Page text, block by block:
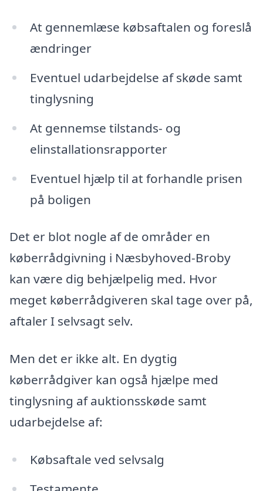
At gennemlæse købsaftalen og foreslå
ændringer
Eventuel udarbejdelse af skøde samt
tinglysning
At gennemse tilstands- og
elinstallationsrapporter
Eventuel hjælp til at forhandle prisen
på boligen
Det er blot nogle af de områder en
køberrådgivning i Næsbyhoved-Broby
kan være dig behjælpelig med. Hvor
meget køberrådgiveren skal tage over på,
aftaler I selvsagt selv.
Men det er ikke alt. En dygtig
køberrådgiver kan også hjælpe med
tinglysning af auktionsskøde samt
udarbejdelse af:
Købsaftale ved selvsalg